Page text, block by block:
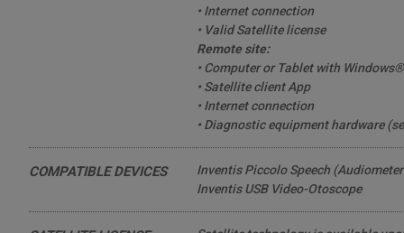
• Internet connection
• Valid Satellite license
Remote site:
• Computer or Tablet with
• Satellite client App
• Internet connection
• Diagnostic equipment hardware
COMPATIBLE DEVICES
Inventis Piccolo Speech (Audiometer
Inventis USB Video-Otoscope